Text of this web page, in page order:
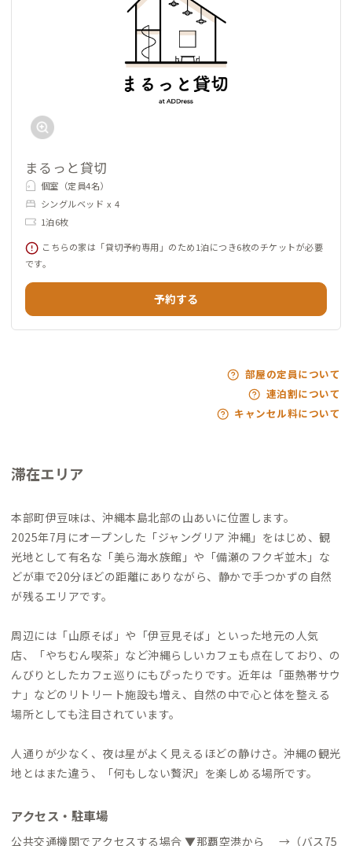
まるっと貸切
個室（定員4名）
シングルベッド x 4
1泊6枚
こちらの家は「貸切予約専用」のため1泊につき6枚のチケットが必要
です。
予約する
部屋の定員について
連泊割について
キャンセル料について
滞在エリア
本部町伊豆味は、沖縄本島北部の山あいに位置します。
2025年7月にオープンした「ジャングリア 沖縄」をはじめ、観
光地として有名な「美ら海水族館」や「備瀬のフクギ並木」な
どが車で20分ほどの距離にありながら、静かで手つかずの自然
が残るエリアです。
周辺には「山原そば」や「伊豆見そば」といった地元の人気
店、「やちむん喫茶」など沖縄らしいカフェも点在しており、の
んびりとしたカフェ巡りにもぴったりです。近年は「亜熱帯サウ
ナ」などのリトリート施設も増え、自然の中で心と体を整える
場所としても注目されています。
人通りが少なく、夜は星がよく見えるほどの静けさ。沖縄の観光
地とはまた違う、「何もしない贅沢」を楽しめる場所です。
アクセス・駐車場
公共交通機関でアクセスする場合 ▼那覇空港から →（バス75